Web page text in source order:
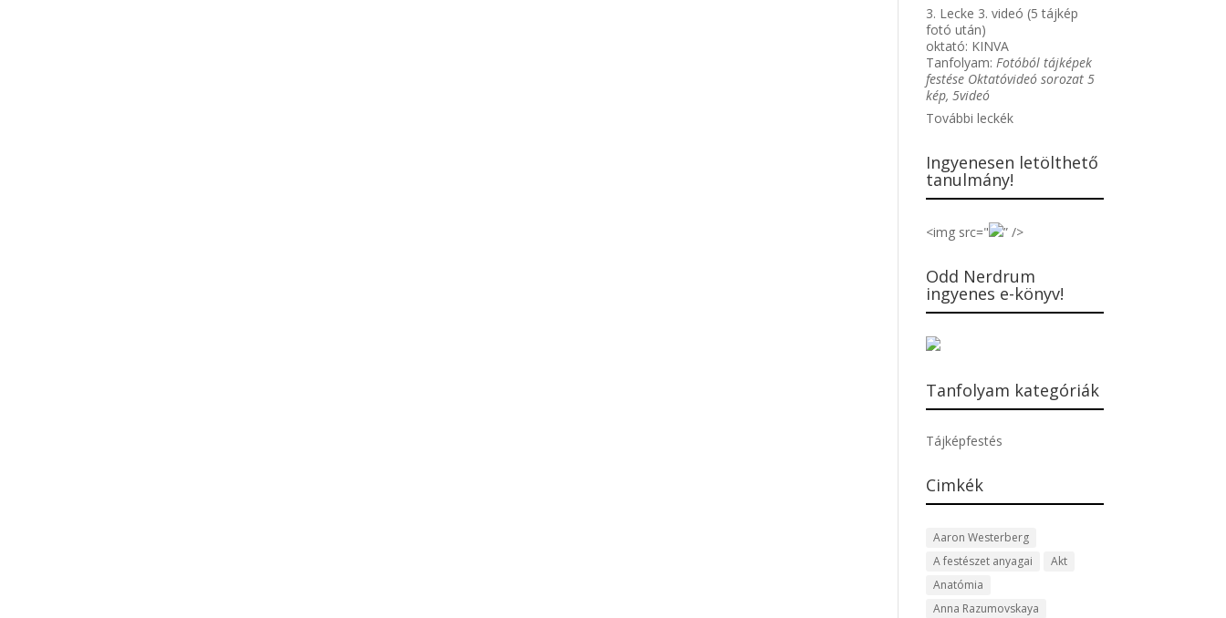
3. Lecke 3. videó (5 tájkép
fotó után)
oktató: KINVA
Tanfolyam:Fotóból tájképek
festése Oktatóvideó sorozat 5
kép, 5videó
További leckék
Ingyenesen letölthető
tanulmány!
<img src=" ” />
Odd Nerdrum
ingyenes e-könyv!
Tanfolyam kategóriák
Tájképfestés
Cimkék
Aaron Westerberg
A festészet anyagai
Akt
Anatómia
Anna Razumovskaya